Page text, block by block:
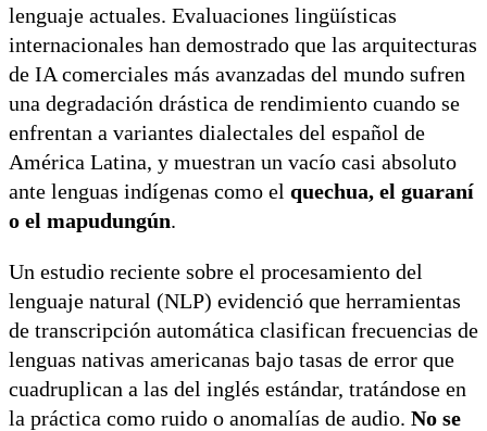
lenguaje actuales. Evaluaciones lingüísticas
internacionales han demostrado que las arquitecturas
de IA comerciales más avanzadas del mundo sufren
una degradación drástica de rendimiento cuando se
enfrentan a variantes dialectales del español de
América Latina, y muestran un vacío casi absoluto
ante lenguas indígenas como el quechua, el guaraní
o el mapudungún.
Un estudio reciente sobre el procesamiento del
lenguaje natural (NLP) evidenció que herramientas
de transcripción automática clasifican frecuencias de
lenguas nativas americanas bajo tasas de error que
cuadruplican a las del inglés estándar, tratándose en
la práctica como ruido o anomalías de audio. No se